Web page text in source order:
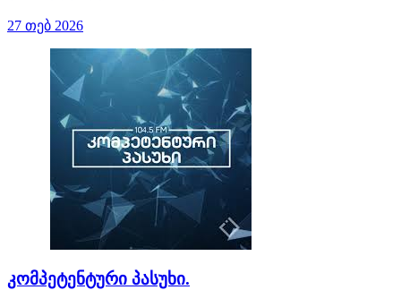
27 თებ 2026
კომპეტენტური პასუხი.